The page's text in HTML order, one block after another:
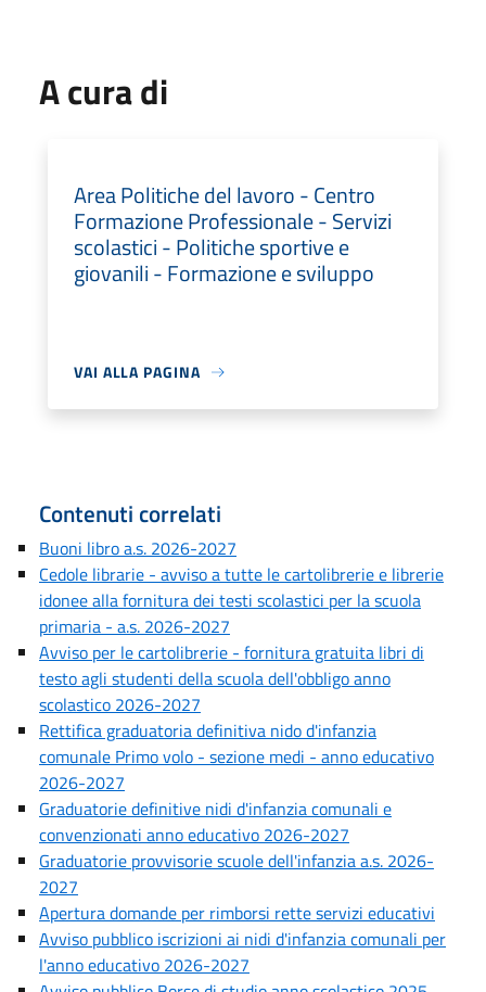
A cura di
Area Politiche del lavoro - Centro
Formazione Professionale - Servizi
scolastici - Politiche sportive e
giovanili - Formazione e sviluppo
VAI ALLA PAGINA
Contenuti correlati
Buoni libro a.s. 2026-2027
Cedole librarie - avviso a tutte le cartolibrerie e librerie
idonee alla fornitura dei testi scolastici per la scuola
primaria - a.s. 2026-2027
Avviso per le cartolibrerie - fornitura gratuita libri di
testo agli studenti della scuola dell'obbligo anno
scolastico 2026-2027
Rettifica graduatoria definitiva nido d'infanzia
comunale Primo volo - sezione medi - anno educativo
2026-2027
Graduatorie definitive nidi d'infanzia comunali e
convenzionati anno educativo 2026-2027
Graduatorie provvisorie scuole dell'infanzia a.s. 2026-
2027
Apertura domande per rimborsi rette servizi educativi
Avviso pubblico iscrizioni ai nidi d'infanzia comunali per
l'anno educativo 2026-2027